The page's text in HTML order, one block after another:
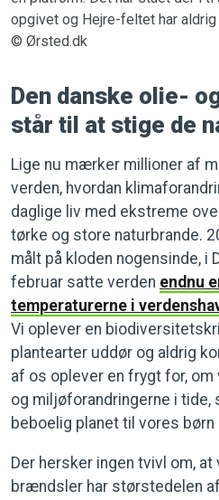
opgivet og Hejre-feltet har
© Ørsted.dk
Den danske olie-
står til at stige de
Lige nu mærker millioner af
verden, hvordan
daglige liv med ekstreme
tørke og store naturbrande.
målt på kloden nogensinde, i
februar satte verden endnu
temperaturerne i
Vi oplever en
plantearter uddør og aldrig
af os oplever en frygt for, om
og miljøforandringerne i tide,
beboelig planet til vores
Der hersker ingen tvivl om,
brændsler har størstedelen